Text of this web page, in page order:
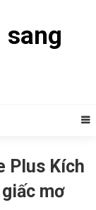
Plus Kích
mơ